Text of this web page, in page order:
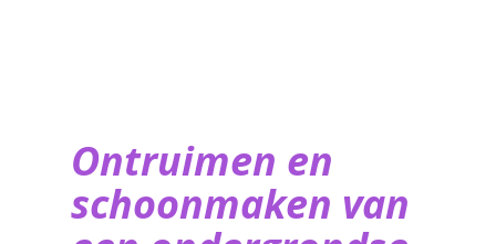
Ontruimen en
schoonmaken van